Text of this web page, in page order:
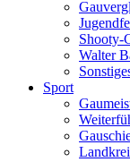
Shooty-
Walter
Sport